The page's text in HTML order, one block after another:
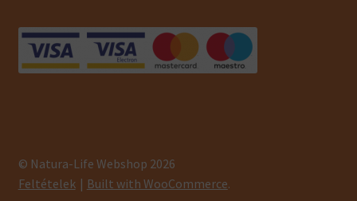
© Natura-Life Webshop 2026
Feltételek
Built with WooCommerce.